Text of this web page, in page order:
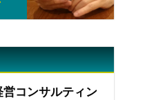
コンサルティン